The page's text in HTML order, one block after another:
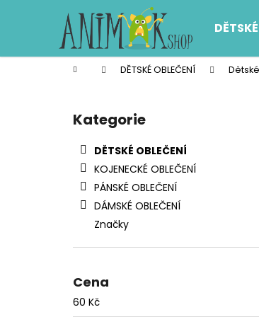
Domů DĚTSKÉ OBLEČENÍ
Přeskočit
kategorie
Kategorie
DĚTSKÉ OBLEČENÍ
KOJENECKÉ OBLEČENÍ
PÁNSKÉ OBLEČENÍ
DÁMSKÉ OBLEČENÍ
Značky
Cena
60 Kč
í
Zpět
do
Zpět
do